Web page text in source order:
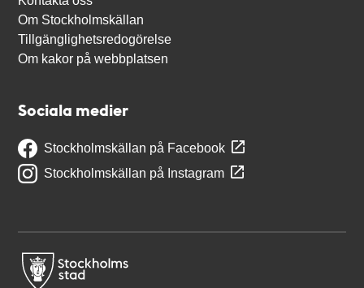
Om Stockholmskällan
Tillgänglighetsredogörelse
Om kakor på webbplatsen
Sociala medier
Stockholmskällan på Facebook
Stockholmskällan på Instagram